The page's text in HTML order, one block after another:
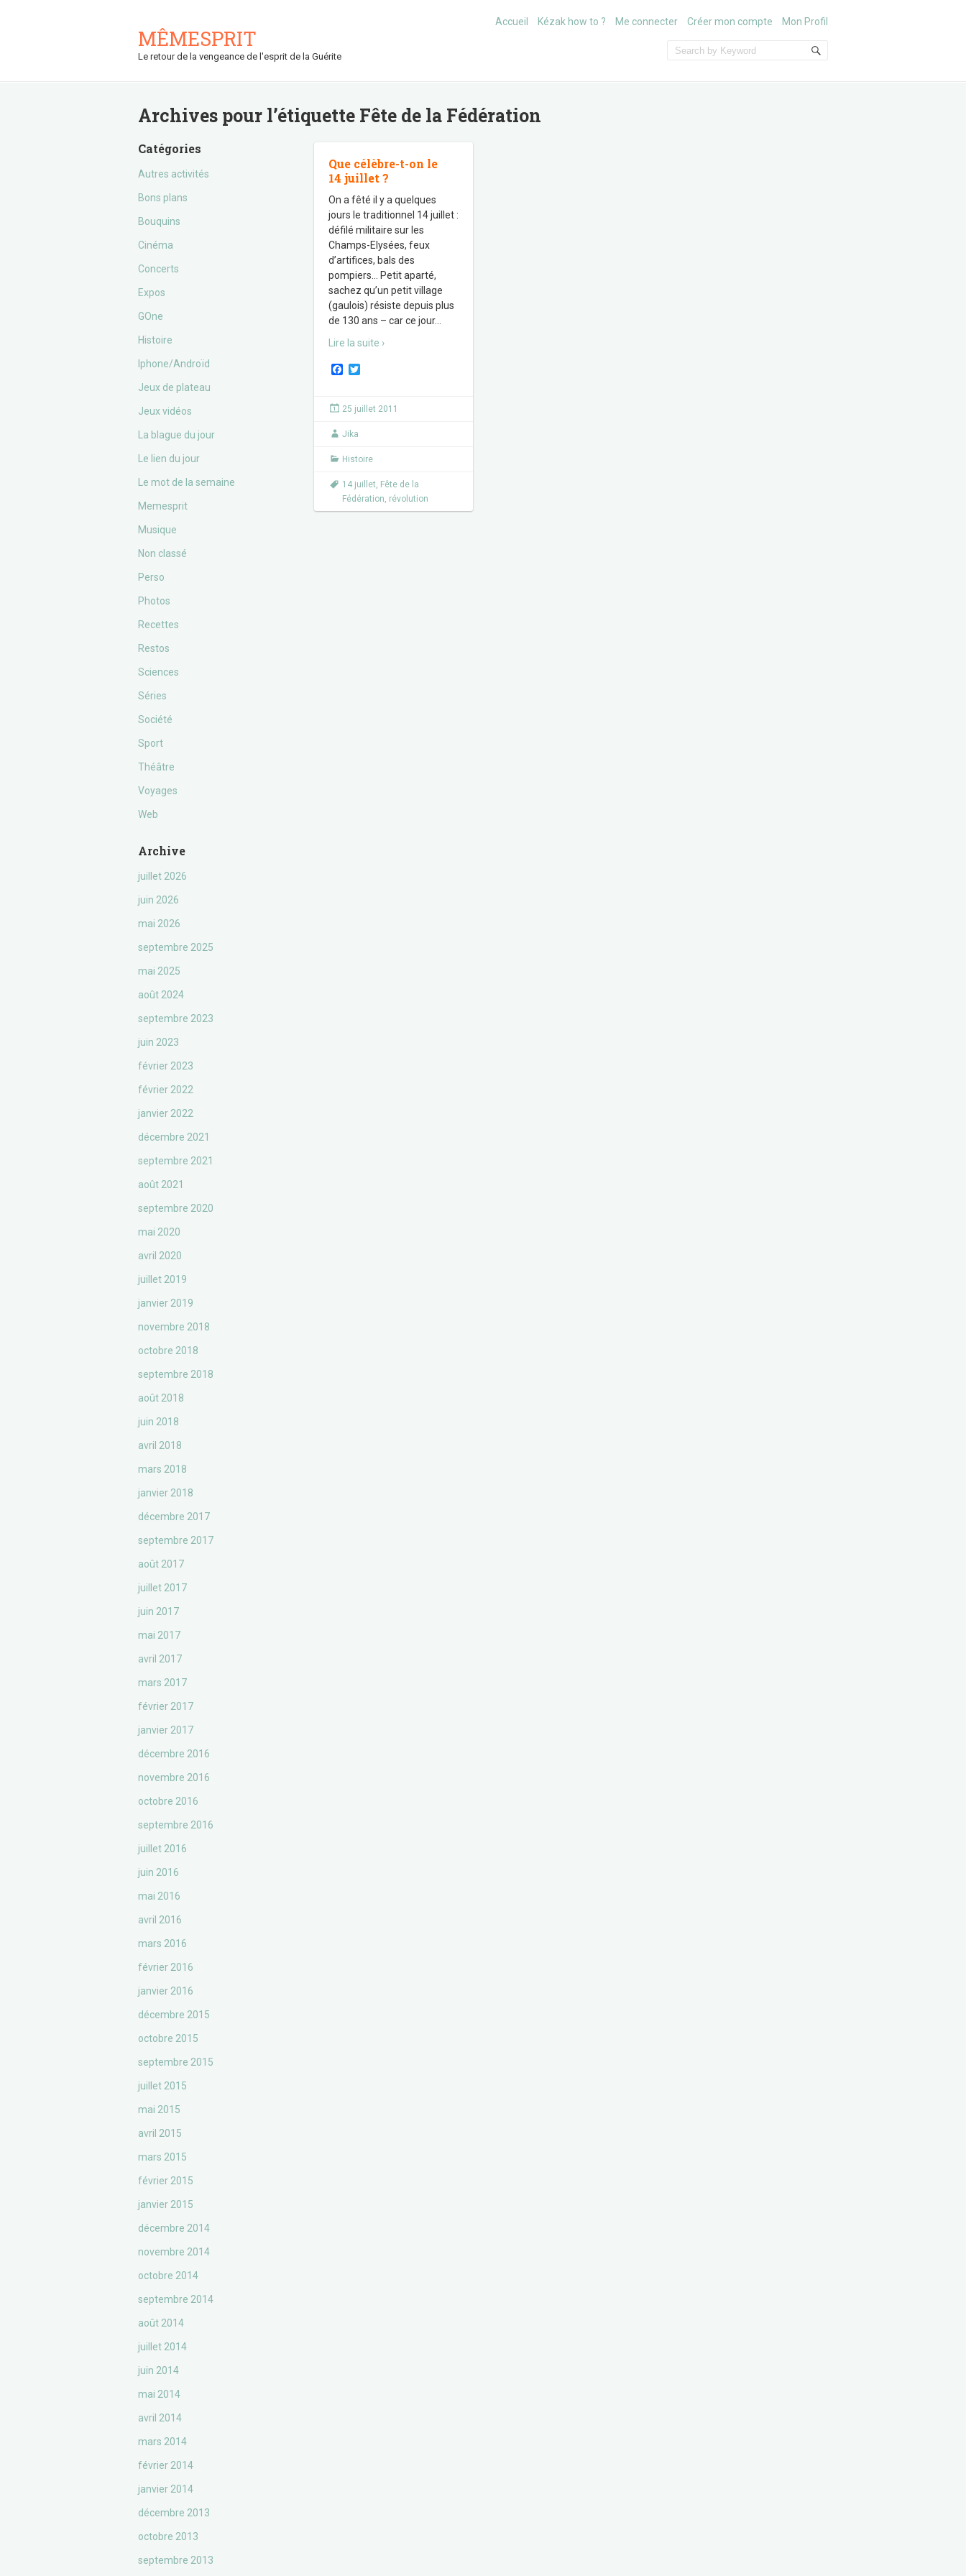
MÊMESPRIT
Le retour de la vengeance de l'esprit de la Guérite
Accueil Kézak how to ? Me connecter Créer mon compte Mon Profil
Archives pour l’étiquette Fête de la Fédération
Catégories
Autres activités
Bons plans
Bouquins
Cinéma
Concerts
Expos
GOne
Histoire
Iphone/Androïd
Jeux de plateau
Jeux vidéos
La blague du jour
Le lien du jour
Le mot de la semaine
Memesprit
Musique
Non classé
Perso
Photos
Recettes
Restos
Sciences
Séries
Société
Sport
Théâtre
Voyages
Web
Archive
juillet 2026
juin 2026
mai 2026
septembre 2025
mai 2025
août 2024
septembre 2023
juin 2023
février 2023
février 2022
janvier 2022
décembre 2021
septembre 2021
août 2021
septembre 2020
mai 2020
avril 2020
juillet 2019
janvier 2019
novembre 2018
octobre 2018
septembre 2018
août 2018
juin 2018
avril 2018
mars 2018
janvier 2018
décembre 2017
septembre 2017
août 2017
juillet 2017
juin 2017
mai 2017
avril 2017
mars 2017
février 2017
janvier 2017
décembre 2016
novembre 2016
octobre 2016
septembre 2016
juillet 2016
juin 2016
mai 2016
avril 2016
mars 2016
février 2016
janvier 2016
décembre 2015
octobre 2015
septembre 2015
juillet 2015
mai 2015
avril 2015
mars 2015
février 2015
janvier 2015
décembre 2014
novembre 2014
octobre 2014
septembre 2014
août 2014
juillet 2014
juin 2014
mai 2014
avril 2014
mars 2014
février 2014
janvier 2014
décembre 2013
octobre 2013
septembre 2013
Que célèbre-t-on le
14 juillet ?
On a fêté il y a quelques
jours le traditionnel 14 juillet :
défilé militaire sur les
Champs-Elysées, feux
d’artifices, bals des
pompiers… Petit aparté,
sachez qu’un petit village
(gaulois) résiste depuis plus
de 130 ans – car ce jour…
Lire la suite ›
F
e
b
o
t
t
25 juillet 2011
Jika
Histoire
14 juillet, Fête de la
Fédération, révolution